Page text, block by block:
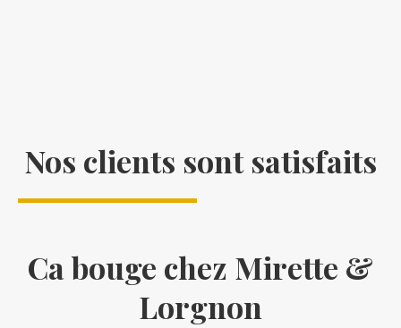
Nos clients sont satisfaits
Ca bouge chez Mirette &
Lorgnon